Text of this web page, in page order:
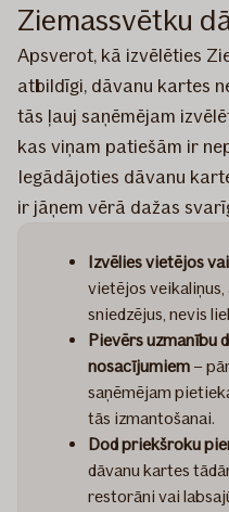
Ziemassvētku
Apsverot, kā izvēlēties
atbildīgi, dāvanu kartes
tās ļauj saņēmējam
kas viņam patiešām ir
Iegādājoties dāvanu
ir jāņem vērā dažas
Izvēliesvietējos
vietējos
sniedzējus, nevis
Pievērs uzmanību
nosacījumiem –
saņēmējam
tās izmantošanai.
Dod priekšroku
dāvanu kartes
restorāni vai